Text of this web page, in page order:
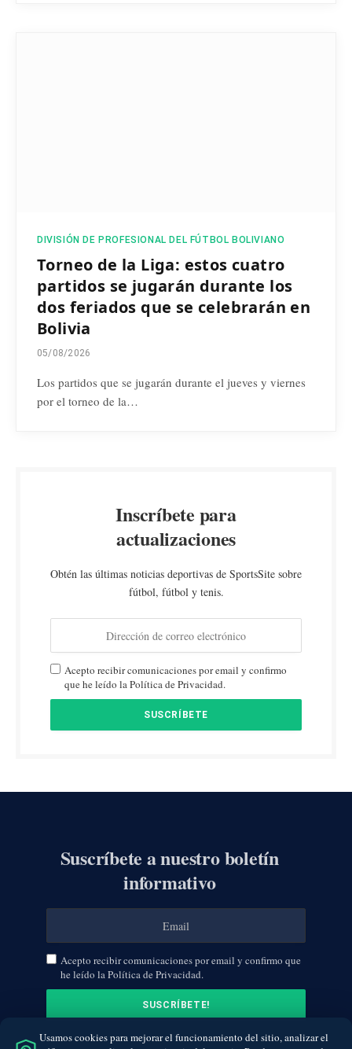
DIVISIÓN DE PROFESIONAL DEL FÚTBOL BOLIVIANO
Torneo de la Liga: estos cuatro
partidos se jugarán durante los
dos feriados que se celebrarán en
Bolivia
05/08/2026
Los partidos que se jugarán durante el jueves y viernes
por el torneo de la…
Inscríbete para
actualizaciones
Obtén las últimas noticias deportivas de SportsSite sobre
fútbol, fútbol y tenis.
Acepto recibir comunicaciones por email y confirmo
que he leído la Política de Privacidad.
Suscríbete a nuestro boletín
informativo
Acepto recibir comunicaciones por email y confirmo que
he leído la Política de Privacidad.
Usamos cookies para mejorar el funcionamiento del sitio, analizar el